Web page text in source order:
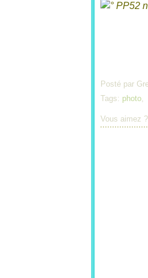
Posté par
Tags: photo,
Vous aimez ?